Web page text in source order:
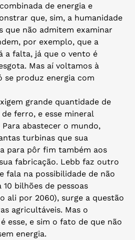
de energia e
que, sim, a humanidade
que não admitem examinar
por exemplo, que a
a falta, já que o vento é
Mas aí voltamos à
se produz energia com
grande quantidade de
ferro, e esse mineral
abastecer o mundo,
turbinas que sua
para pôr fim também aos
fabricação. Lebb faz outro
fala na possibilidade de não
bilhões de pessoas
ali por 2060), surge a questão
agricultáveis. Mas o
esse, e sim o fato de que não
energia.